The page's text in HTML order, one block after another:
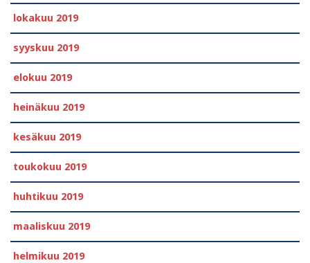
lokakuu 2019
syyskuu 2019
elokuu 2019
heinäkuu 2019
kesäkuu 2019
toukokuu 2019
huhtikuu 2019
maaliskuu 2019
helmikuu 2019